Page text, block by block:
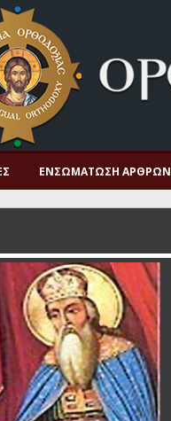
ΕΝΣΩΜΆΤΩΣΗ ΆΡΘΡΩΝ